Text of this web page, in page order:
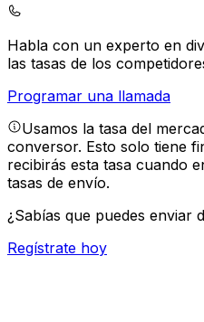
Habla con un experto en
las tasas de los
Programar una llamada
Usamos la tasa del
conversor. Esto solo tiene
recibirás esta tasa cuando
tasas de envío.
¿Sabías que puedes enviar
Regístrate hoy